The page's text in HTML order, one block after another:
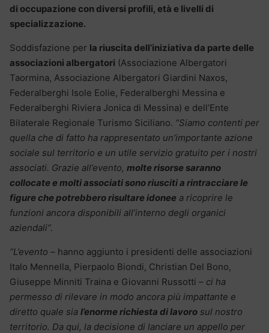
di occupazione con diversi profili, età e livelli di
specializzazione.
Soddisfazione per la riuscita dell’iniziativa da parte delle
associazioni albergatori (Associazione Albergatori
Taormina, Associazione Albergatori Giardini Naxos,
Federalberghi Isole Eolie, Federalberghi Messina e
Federalberghi Riviera Jonica di Messina) e dell’Ente
Bilaterale Regionale Turismo Siciliano. “Siamo contenti per
quella che di fatto ha rappresentato un’importante azione
sociale sul territorio e un utile servizio gratuito per i nostri
associati. Grazie all’evento, molte risorse saranno
collocate e molti associati sono riusciti a rintracciare le
figure che potrebbero risultare idonee a ricoprire le
funzioni ancora disponibili all’interno degli organici
aziendali”.
“L’evento – hanno aggiunto i presidenti delle associazioni
Italo Mennella, Pierpaolo Biondi, Christian Del Bono,
Giuseppe Minniti Traina e Giovanni Russotti – ci ha
permesso di rilevare in modo ancora più impattante e
diretto quale sia l’enorme richiesta di lavoro sul nostro
territorio. Da qui, la decisione di lanciare un appello per